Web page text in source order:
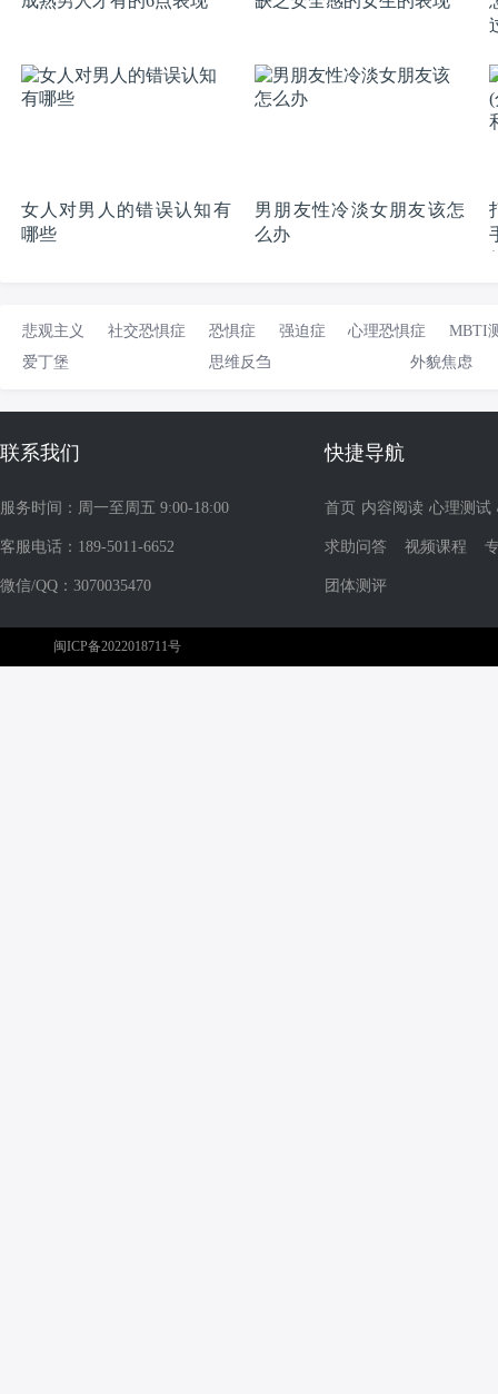
女人对男人的错误认知有
哪些
男朋友性冷淡女朋友该怎
么办
悲观主义 社交恐惧症 恐惧症 强迫症 心理恐惧症
MBTI
爱丁堡
思维反刍 外貌焦虑
联系我们
服务时间：周一至周五 9:00-18:00
客服电话：189-5011-6652
微信/QQ：3070035470
快捷导航
首页 内容阅读 心理测试
求助问答 视频课程
团体测评
闽ICP备2022018711号